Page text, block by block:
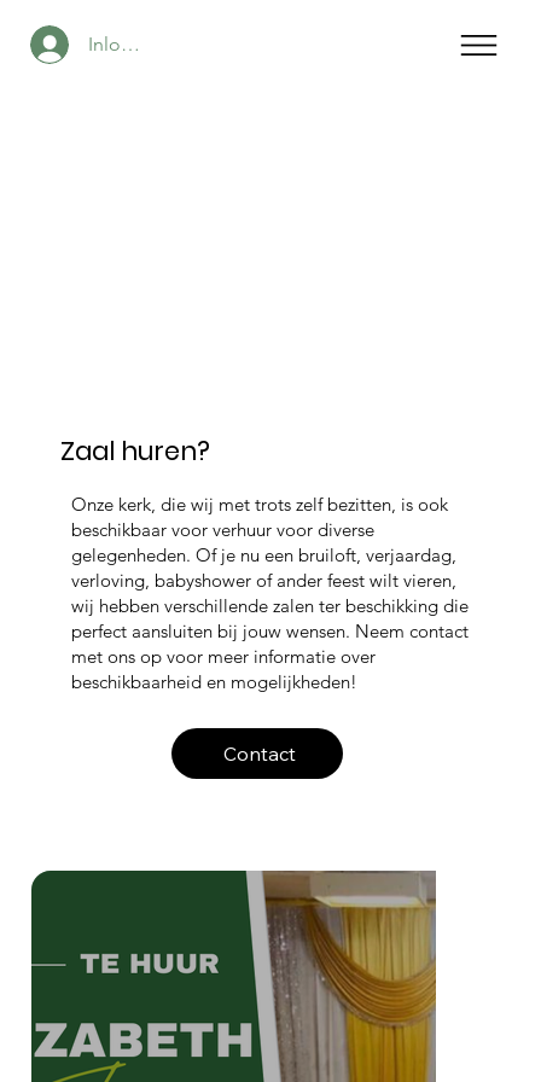
Inloggen
Zaal huren?
Onze kerk, die wij met trots zelf bezitten, is ook
beschikbaar voor verhuur voor diverse
gelegenheden. Of je nu een bruiloft, verjaardag,
verloving, babyshower of ander feest wilt vieren,
wij hebben verschillende zalen ter beschikking die
perfect aansluiten bij jouw wensen. Neem contact
met ons op voor meer informatie over
beschikbaarheid en mogelijkheden!
Contact